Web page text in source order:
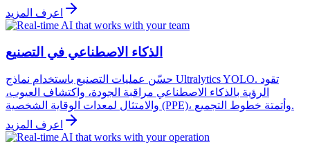
اعرف المزيد
الذكاء الاصطناعي في التصنيع
حسّن عمليات التصنيع باستخدام نماذج Ultralytics YOLO. تقود
الرؤية بالذكاء الاصطناعي مراقبة الجودة، واكتشاف العيوب،
والامتثال لمعدات الوقاية الشخصية (PPE)، وأتمتة خطوط التجميع.
اعرف المزيد